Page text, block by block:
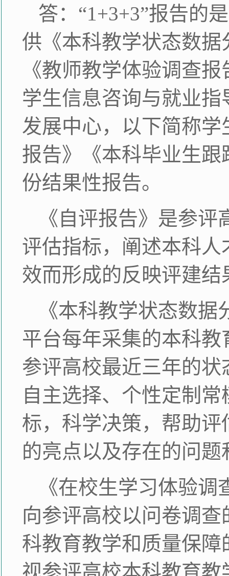
答：“1+3+3”报告的
供《本科教学状态数
《教师教学体验调查
学生信息咨询与就业
发展中心，以下简称
报告》《本科毕业生
份结果性报告。
《自评报告》是参
评估指标，阐述本科
效而形成的反映评建
《本科教学状态数
平台每年采集的本科
参评高校最近三年的
自主选择、个性定制
标，科学决策，帮助
的亮点以及存在的问题
《在校生学习体验
向参评高校以问卷调
科教育教学和质量保